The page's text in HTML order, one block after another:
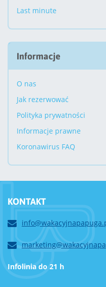
Last minute
Informacje
O nas
Jak rezerwować
Polityka prywatności
Informacje prawne
Koronawirus FAQ
KONTAKT
Infolinia do 21 h